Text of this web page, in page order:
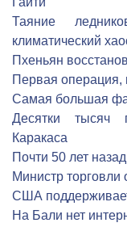
Таяние
климатический
Пхеньян
Первая операция,
Самая большая
Десятки тысяч
Каракаса
Почти 50 лет
Министр
США
На Бали нет